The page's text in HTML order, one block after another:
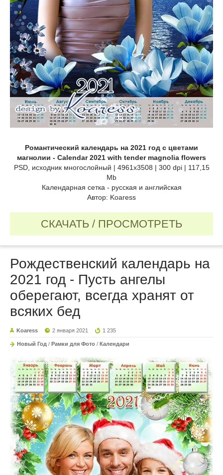
Романтический календарь на 2021 год с цветами
магнолии - Calendar 2021 with tender magnolia flowers
PSD, исходник многослойный | 4961x3508 | 300 dpi | 117,15
Mb
Календарная сетка - русская и английская
Автор: Koaress
СКАЧАТЬ / ПРОСМОТРЕТЬ
Рождественский календарь на
2021 год - Пусть ангелы
оберегают, всегда хранят от
всяких бед
Koaress 2 января 2021 1 235
Новый Год / Рамки для Фото / Календари